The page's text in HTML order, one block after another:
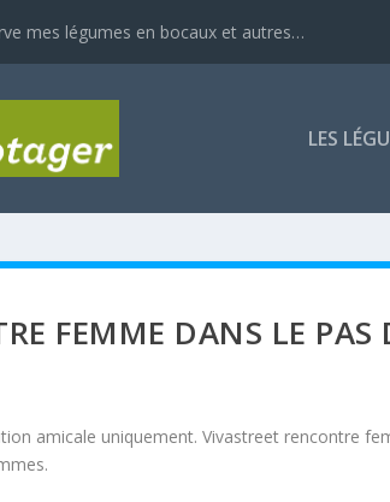
mes légumes en bocaux et autres…
LES
FEMME DANS LE PAS
amicale uniquement. Vivastreet rencontre